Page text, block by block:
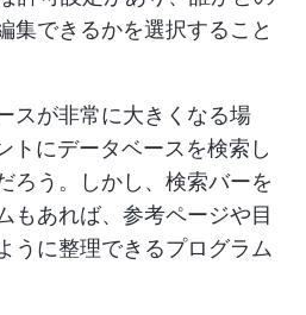
集できるかを選択すること
スが非常に大きくなる場
トにデータベースを検索し
ろう。しかし、検索バーを
もあれば、参考ページや目
うに整理できるプログラム